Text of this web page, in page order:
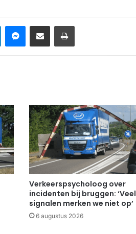
LinkedInMessenger
Deel via Email Print
Verkeerspsycholoog over
incidenten bij bruggen: ‘Veel
signalen merken we niet op’
6 augustus 2026